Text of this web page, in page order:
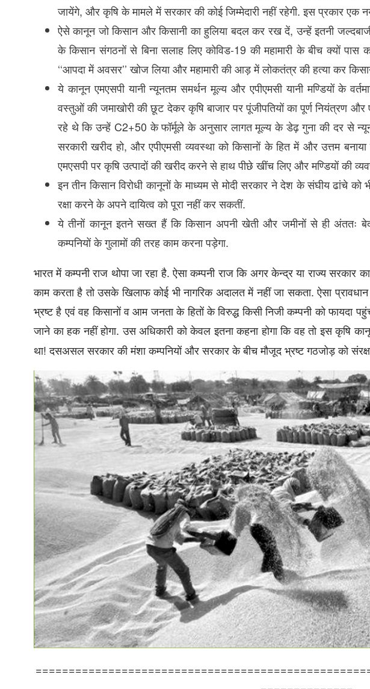
जायेंगे, और कृषि के मामले में सरकार की कोई जिम्मेदारी नहीं रहेगी. इस प्रकार एक
ऐसे कानून जो किसान और किसानी का हुलिया बदल कर रख दें, उन्हें इतनी
के किसान संगठनों से बिना सलाह लिए कोविड-19 की महामारी के बीच क्यों पास
‘‘आपदा में अवसर’’ खोज लिया और महामारी की आड़ में लोकतंत्र की हत्या कर
ये कानून एमएसपी यानी न्यूनतम समर्थन मूल्य और एपीएमसी यानी मण्डियों के
वस्तुओं की जमाखोरी की छूट देकर कृषि बाजार पर पूंजीपतियों का पूर्ण नियंत्रण
रहे थे कि उन्हें C2+50 के फॉर्मूले के अनुसार लागत मूल्य के डेढ़ गुना की दर से
सरकारी खरीद हो, और एपीएमसी व्यवस्था को किसानों के हित में और उत्तम
एमएसपी पर कृषि उत्पादों की खरीद करने से हाथ पीछे खींच लिए और मण्डियों की
इन तीन किसान विरोधी कानूनों के माध्यम से मोदी सरकार ने देश के संघीय ढांचे
रक्षा करने के अपने दायित्व को पूरा नहीं कर सकतीं.
ये तीनों कानून इतने सख्त हैं कि किसान अपनी खेती और जमीनों से ही अंततः
कम्पनियों के गुलामों की तरह काम करना पड़ेगा.
भारत में कम्पनी राज थोपा जा रहा है. ऐसा कम्पनी राज कि अगर केन्द्र या राज्य सरकार
काम करता है तो उसके खिलाफ कोई भी नागरिक अदालत में नहीं जा सकता. ऐसा
भ्रष्ट है एवं वह किसानों व आम जनता के हितों के विरुद्ध किसी निजी कम्पनी को फायदा
जाने का हक नहीं होगा. उस अधिकारी को केवल इतना कहना होगा कि वह तो इस कृषि
था! दसअसल सरकार की मंशा कम्पनियों और सरकार के बीच मौजूद भ्रष्ट गठजोड़ को